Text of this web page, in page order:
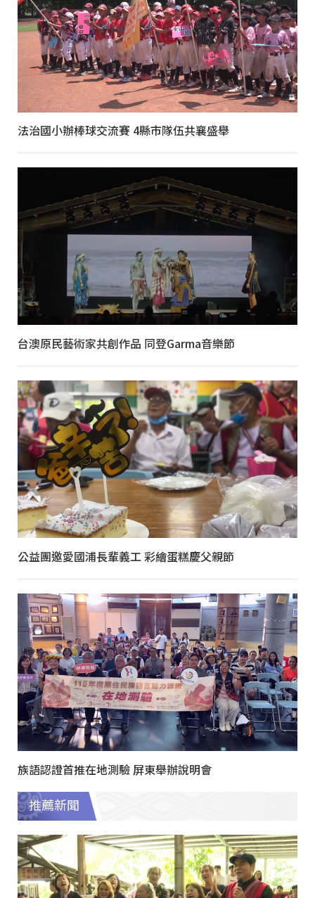
法治國小辦棒球交流賽 4縣市隊伍共襄盛舉
台澳原民藝術家共創作品 同登Garma音樂節
公益團邀愛國浦長輩義工 彩繪蛋糕慶父親節
族語認證首推在地測驗 屏東舉辦說明會
推薦新聞